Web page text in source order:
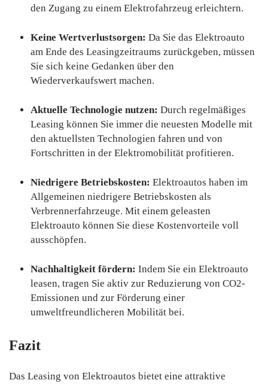
den Zugang zu einem Elektrofahrzeug erleichtern.
Keine Wertverlustsorgen: Da Sie das Elektroauto
am Ende des Leasingzeitraums zurückgeben, müssen
Sie sich keine Gedanken über den
Wiederverkaufswert machen.
Aktuelle Technologie nutzen: Durch regelmäßiges
Leasing können Sie immer die neuesten Modelle mit
den aktuellsten Technologien fahren und von
Fortschritten in der Elektromobilität profitieren.
Niedrigere Betriebskosten: Elektroautos haben im
Allgemeinen niedrigere Betriebskosten als
Verbrennerfahrzeuge. Mit einem geleasten
Elektroauto können Sie diese Kostenvorteile voll
ausschöpfen.
Nachhaltigkeit fördern: Indem Sie ein Elektroauto
leasen, tragen Sie aktiv zur Reduzierung von CO2-
Emissionen und zur Förderung einer
umweltfreundlicheren Mobilität bei.
Fazit
Das Leasing von Elektroautos bietet eine attraktive